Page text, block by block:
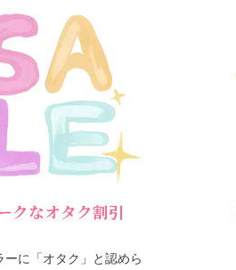
クなオタク割引
ーに「オタク」と認めら